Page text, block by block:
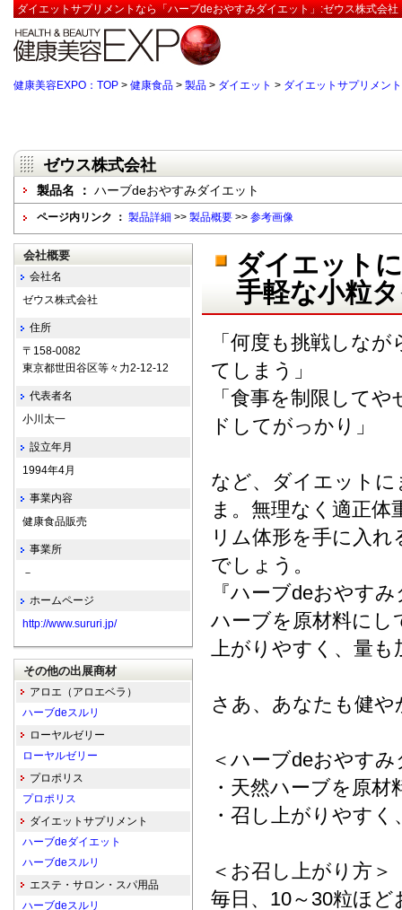
ダイエットサプリメントなら「ハーブdeおやすみダイエット」:ゼウス株式会
健康美容EXPO：TOP > 健康食品 > 製品 > ダイエット > ダイエットサプリメント
ゼウス株式会社
製品名 ： ハーブdeおやすみダイエット
ページ内リンク ： 製品詳細 >> 製品概要 >> 参考画像
ダイエット
手軽な小粒
「何度も挑戦しな
てしまう」
「食事を制限して
ドしてがっかり」
など、ダイエット
ま。無理なく適正体
リム体形を手に入
でしょう。
『ハーブdeおやす
ハーブを原材料にし
上がりやすく、量も
さあ、あなたも健
＜ハーブdeおやす
・天然ハーブを原材
・召し上がりやす
＜お召し上がり方＞
毎日、10～30粒ほ
会社概要
会社名
ゼウス株式会社
住所
〒158-0082
東京都世田谷区等々力2-12-12
代表者名
小川太一
設立年月
1994年4月
事業内容
健康食品販売
事業所
－
ホームページ
http://www.sururi.jp/
その他の出展商材
アロエ（アロエベラ）
ハーブdeスルリ
ローヤルゼリー
ローヤルゼリー
プロポリス
プロポリス
ダイエットサプリメント
ハーブdeダイエット
ハーブdeスルリ
エステ・サロン・スパ用品
ハーブdeスルリ